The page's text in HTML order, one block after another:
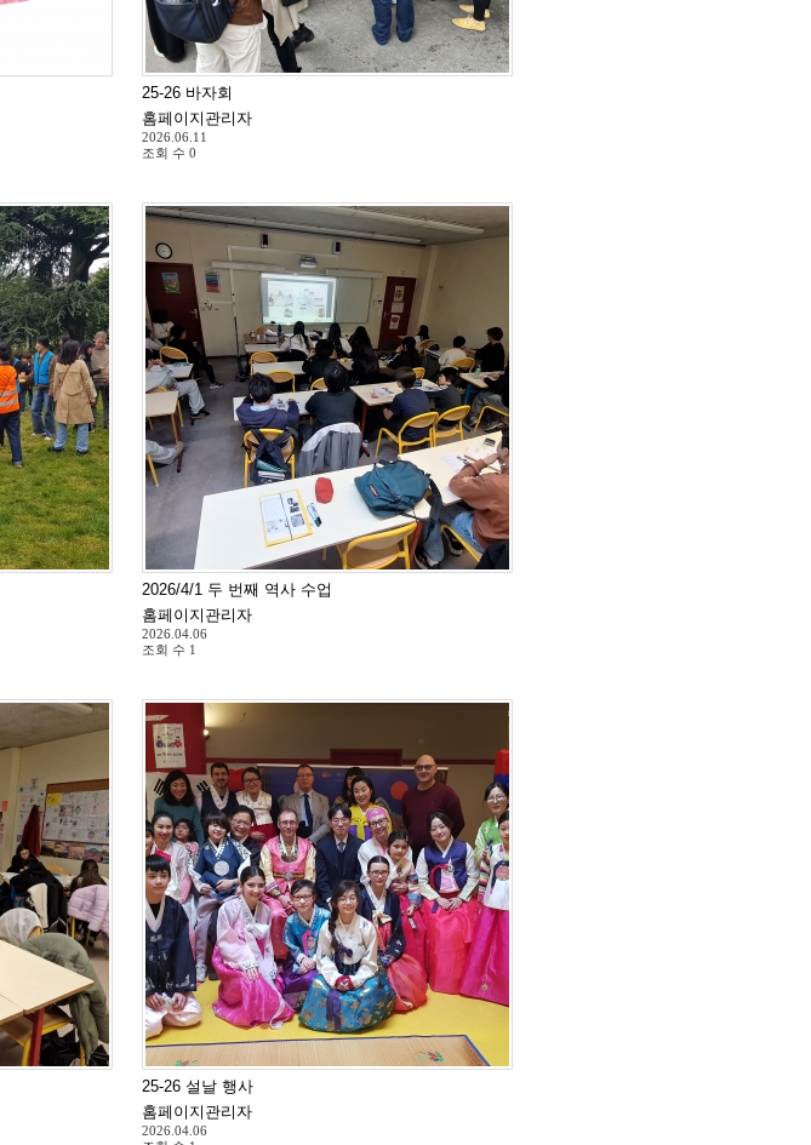
25-26 바자회
홈페이지관리자
2026.06.11
조회 수 0
2026/4/1 두 번째 역사 수업
홈페이지관리자
2026.04.06
조회 수 1
25-26 설날 행사
홈페이지관리자
2026.04.06